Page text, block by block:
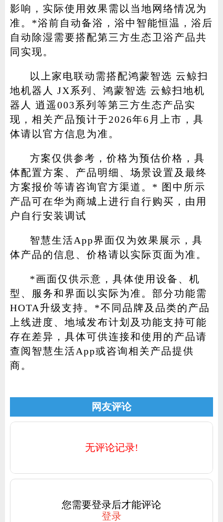
影响，实际使用效果需以当地网络情况为
准。*浴前自动备浴，浴中智能恒温，浴后
自动除湿需要搭配第三方生态卫浴产品共
同实现。
以上家电联动需搭配鸿蒙智选 云鲸扫
地机器人 JX系列、鸿蒙智选 云鲸扫地机
器人 逍遥003系列等第三方生态产品实
现，相关产品预计于2026年6月上市，具
体请以官方信息为准。
方案仅供参考，价格为预估价格，具
体配置方案、产品明细、场景设置及最终
方案报价等请咨询官方渠道。* 图中所示
产品可在华为商城上进行自行购买，由用
户自行安装调试
智慧生活App界面仅为效果展示，具
体产品的信息、价格请以实际页面为准。
*画面仅供示意，具体使用设备、机
型、服务和界面以实际为准。部分功能需
HOTA升级支持。*不同品牌及品类的产品
上线进度、地域发布计划及功能支持可能
存在差异，具体可供连接和使用的产品请
查阅智慧生活App或咨询相关产品提供
商。
网友评论
无评论记录!
您需要登录后才能评论
登录